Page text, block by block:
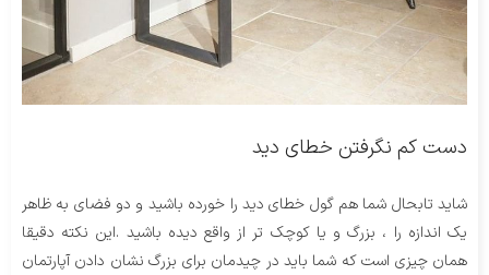
دست کم نگرفتن خطای دید
شاید تابحال شما هم گول خطای دید را خورده باشید و دو فضای به ظاهر
یک اندازه را ، بزرگ و یا کوچک تر از واقع دیده باشید .این نکته دقیقا
همان چیزی است که شما باید در چیدمان برای بزرگ نشان دادن آپارتمان